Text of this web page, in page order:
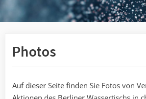
Photos
Auf dieser Seite finden Sie Fotos von